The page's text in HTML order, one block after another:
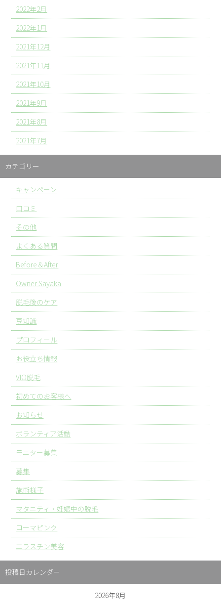
2022年2月
2022年1月
2021年12月
2021年11月
2021年10月
2021年9月
2021年8月
2021年7月
カテゴリー
キャンペーン
口コミ
その他
よくある質問
Before＆After
Owner Sayaka
脱毛後のケア
豆知識
プロフィール
お役立ち情報
VIO脱毛
初めてのお客様へ
お知らせ
ボランティア活動
モニター募集
募集
施術様子
マタニティ・妊娠中の脱毛
ローマピンク
エラスチン美容
投稿日カレンダー
2026年8月